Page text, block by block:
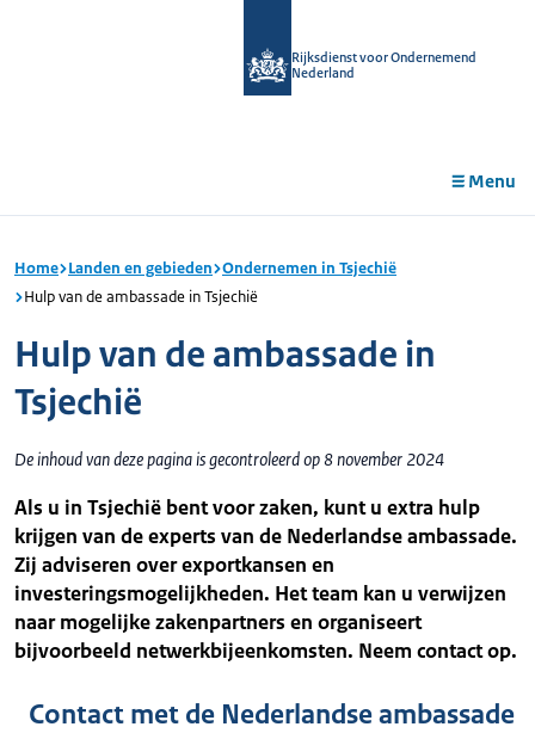
Rijksdienst voor Ondernemend
Nederland
Menu
Home Landen en gebieden Ondernemen in Tsjechië
Hulp van de ambassade in Tsjechië
Hulp van de ambassade in
Tsjechië
De inhoud van deze pagina is gecontroleerd op 8 november 2024
Als u in Tsjechië bent voor zaken, kunt u extra hulp
krijgen van de experts van de Nederlandse ambassade.
Zij adviseren over exportkansen en
investeringsmogelijkheden. Het team kan u verwijzen
naar mogelijke zakenpartners en organiseert
bijvoorbeeld netwerkbijeenkomsten. Neem contact op.
Contact met de Nederlandse ambassade